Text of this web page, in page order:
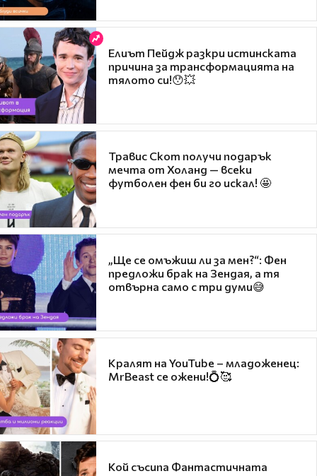
Елиът Пейдж разкри истинската
причина за трансформацията на
тялото си!😯💥
Травис Скот получи подарък
мечта от Холанд — всеки
футболен фен би го искал! 🤩
„Ще се омъжиш ли за мен?“: Фен
предложи брак на Зендая, а тя
отвърна само с три думи😅
Кралят на YouTube – младоженец:
MrBeast се ожени!💍🥰
Кой съсипа Фантастичната